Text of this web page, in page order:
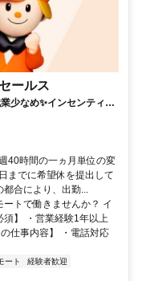
ールス
少なめ✨インセンティブ
40時間の一ヵ月単位の変
までに希望休を提出して
都合により、出勤...
ートで働きませんか？ イ
須】 ・営業経験1年以上
仕事内容】 ・電話対応
ート
経験者歓迎